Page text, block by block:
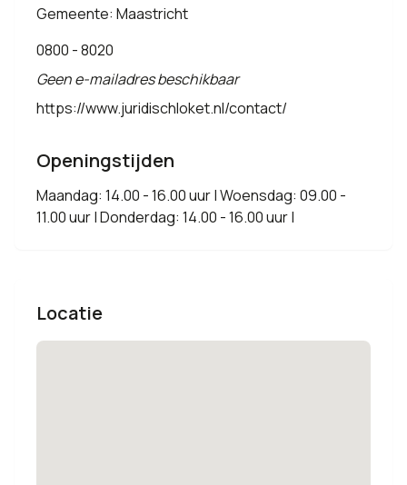
Gemeente: Maastricht
0800 - 8020
Geen e-mailadres beschikbaar
https://www.juridischloket.nl/contact/
Openingstijden
Maandag: 14.00 - 16.00 uur | Woensdag: 09.00 -
11.00 uur | Donderdag: 14.00 - 16.00 uur |
Locatie